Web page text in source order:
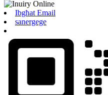
Ibgħat Email
sanergege